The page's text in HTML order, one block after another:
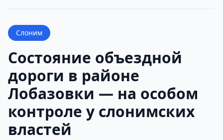
Слоним
Состояние объездной
дороги в районе
Лобазовки — на особом
контроле у слонимских
властей